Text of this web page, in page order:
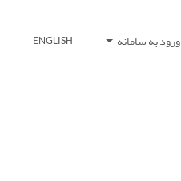
ورود به سامانه ENGLISH